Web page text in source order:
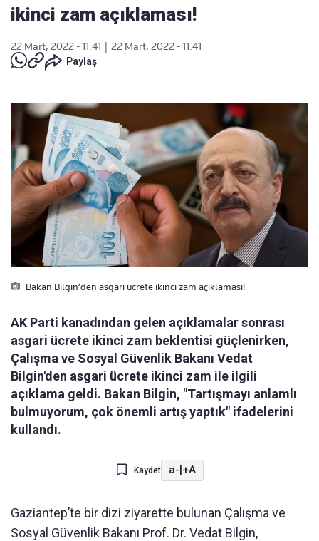
ikinci zam açıklaması!
22 Mart, 2022 - 11:41
22 Mart, 2022 - 11:41
Paylaş
Bakan Bilgin’den asgari ücrete ikinci zam açiklamasi!
AK Parti kanadından gelen açıklamalar sonrası
asgari ücrete ikinci zam beklentisi güçlenirken,
Çalışma ve Sosyal Güvenlik Bakanı Vedat
Bilgin'den asgari ücrete ikinci zam ile ilgili
açıklama geldi. Bakan Bilgin, "Tartışmayı anlamlı
bulmuyorum, çok önemli artış yaptık" ifadelerini
kullandı.
Kaydet a- +A
Gaziantep’te bir dizi ziyarette bulunan Çalışma ve
Sosyal Güvenlik Bakanı Prof. Dr. Vedat Bilgin,